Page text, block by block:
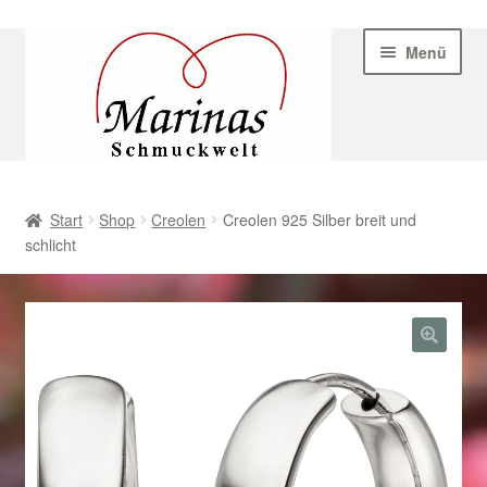
Navigation
Menü
AGB
Beispiel-Seite
Geschenke zu Ostern 2023
Geschenke zu Ostern 2024
Start Shop Creolen
Creolen 925 Silber breit und
schlicht